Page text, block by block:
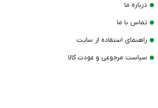
درباره ما
تماس با ما
راهنمای استفاده از سایت
سیاست مرجوعی و عودت کالا